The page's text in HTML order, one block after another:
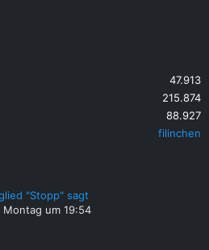
47.913
215.874
88.927
filinchen
"Stopp" sagt
Montag um 19:54